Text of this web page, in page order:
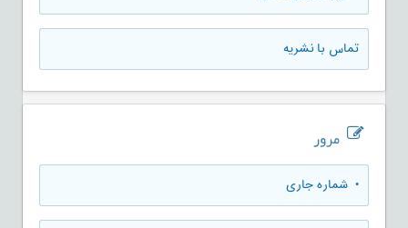
تماس با نشریه
مرور
• شماره جاری